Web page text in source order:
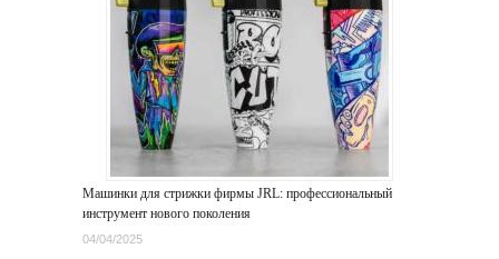
Машинки для стрижки фирмы JRL: профессиональный
инструмент нового поколения
04/04/2025